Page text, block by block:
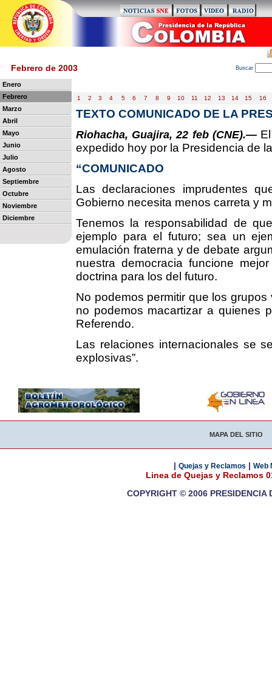
Febrero de 2003 Buscar
Enero
Febrero
Marzo
Abril
Mayo
Junio
Julio
Agosto
Septiembre
Octubre
Noviembre
Diciembre
1 2 3 4 5 6 7 8 9 10 11 12 13 14 15 16
TEXTO COMUNICADO DE LA
Riohacha, Guajira, 22 feb (CNE).—El
expedido hoy por la Presidencia de
“COMUNICADO
Las declaraciones imprudentes
Gobierno necesita menos carreta y
Tenemos la responsabilidad de
ejemplo para el futuro; sea un
emulación fraterna y de debate
nuestra democracia funcione
doctrina para los del futuro.
No podemos permitir que los
no podemos macartizar a quienes
Referendo.
Las relaciones internacionales se
explosivas”.
MAPA DEL SITIO
| Quejas y Reclamos | Web
Linea de Quejas y Reclamos
COPYRIGHT © 2006 PRESIDENCIA